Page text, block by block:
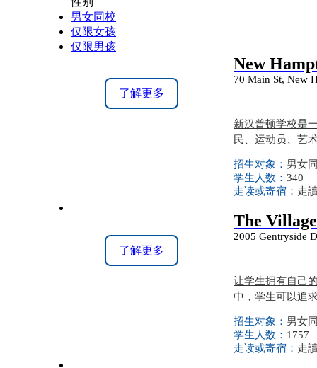
男女同校
仅限女孩
仅限男孩
了解更多
New
70 Main St, New
新汉普顿学校是
民、运动员、艺
招生对象： 男女
学生人数： 340
走读或寄宿： 走
了解更多
The
2005 Gentryside
让学生拥有自己
中，学生可以追
招生对象： 男女
学生人数： 1757
走读或寄宿： 走